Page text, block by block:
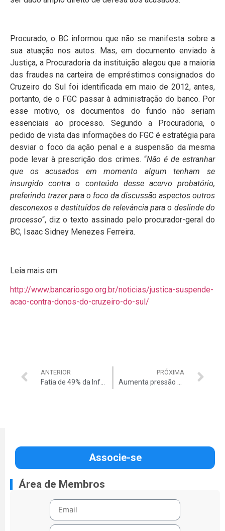
Procurado, o BC informou que não se manifesta sobre a
sua atuação nos autos. Mas, em documento enviado à
Justiça, a Procuradoria da instituição alegou que a maioria
das fraudes na carteira de empréstimos consignados do
Cruzeiro do Sul foi identificada em maio de 2012, antes,
portanto, de o FGC passar à administração do banco. Por
esse motivo, os documentos do fundo não seriam
essenciais ao processo. Segundo a Procuradoria, o
pedido de vista das informações do FGC é estratégia para
desviar o foco da ação penal e a suspensão da mesma
pode levar à prescrição dos crimes. “Não é de estranhar
que os acusados em momento algum tenham se
insurgido contra o conteúdo desse acervo probatório,
preferindo trazer para o foco da discussão aspectos outros
desconexos e destituídos de relevância para o deslinde do
processo“, diz o texto assinado pelo procurador-geral do
BC, Isaac Sidney Menezes Ferreira.
Leia mais em:
http://www.bancariosgo.org.br/noticias/justica-suspende-
acao-contra-donos-do-cruzeiro-do-sul/
ANTERIOR PRÓXIMA
Associe-se
Área de Membros